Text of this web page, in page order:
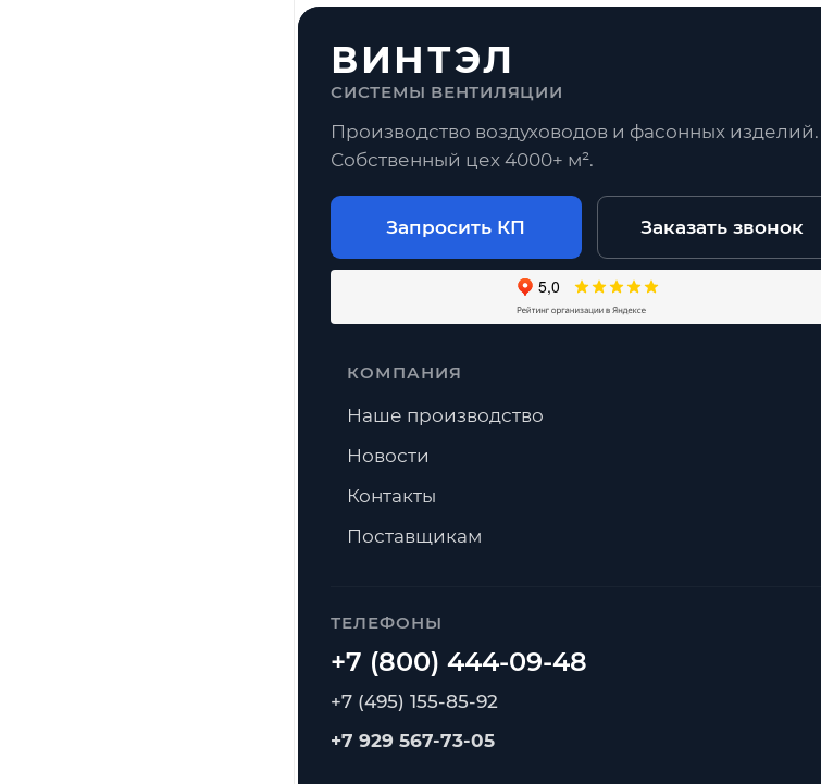
ВИНТЭЛ
СИСТЕМЫ ВЕНТИЛЯЦИИ
Производство воздуховодов и фасонных изделий.
Собственный цех 4000+ м².
Запросить КП Заказать звонок
ТЕЛЕФОНЫ
+7 (495) 155-85-92
+7 929 567-73-05
КОМПАНИЯ
Наше производство
Новости
Контакты
Поставщикам